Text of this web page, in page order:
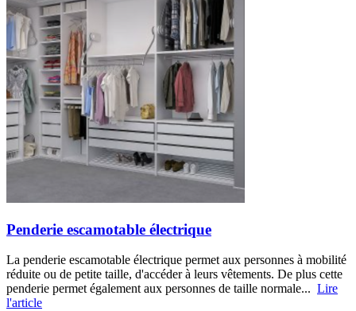
Penderie escamotable électrique
La penderie escamotable électrique permet aux personnes à mobilité
réduite ou de petite taille, d'accéder à leurs vêtements. De plus cette
penderie permet également aux personnes de taille normale... Lire
l'article